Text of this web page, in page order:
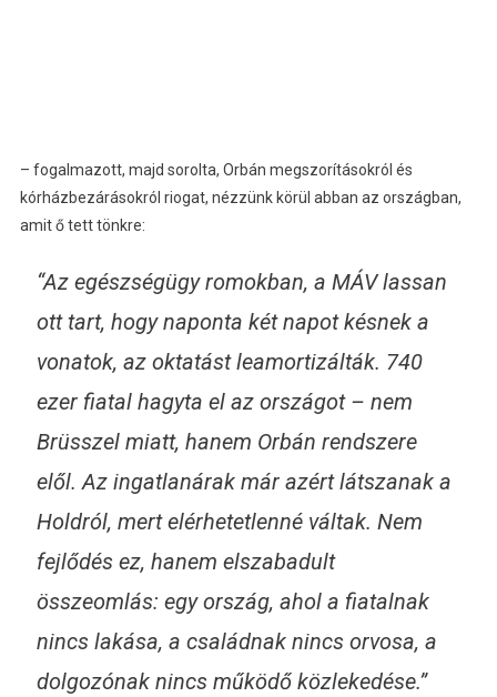
– fogalmazott, majd sorolta, Orbán megszorításokról és
kórházbezárásokról riogat, nézzünk körül abban az országban,
amit ő tett tönkre:
“Az egészségügy romokban, a MÁV lassan
ott tart, hogy naponta két napot késnek a
vonatok, az oktatást leamortizálták. 740
ezer fiatal hagyta el az országot – nem
Brüsszel miatt, hanem Orbán rendszere
elől. Az ingatlanárak már azért látszanak a
Holdról, mert elérhetetlenné váltak. Nem
fejlődés ez, hanem elszabadult
összeomlás: egy ország, ahol a fiatalnak
nincs lakása, a családnak nincs orvosa, a
dolgozónak nincs működő közlekedése.”